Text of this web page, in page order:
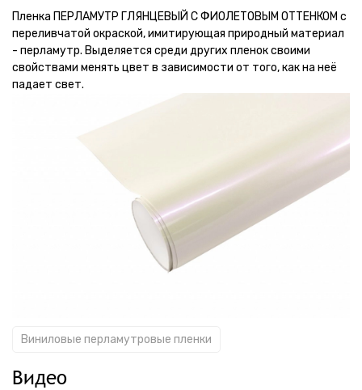
Пленка ПЕРЛАМУТР ГЛЯНЦЕВЫЙ С ФИОЛЕТОВЫМ ОТТЕНКОМ с
переливчатой окраской, имитирующая природный материал
- перламутр. Выделяется среди других пленок своими
свойствами менять цвет в зависимости от того, как на неё
падает свет.
Виниловые перламутровые пленки
Видео